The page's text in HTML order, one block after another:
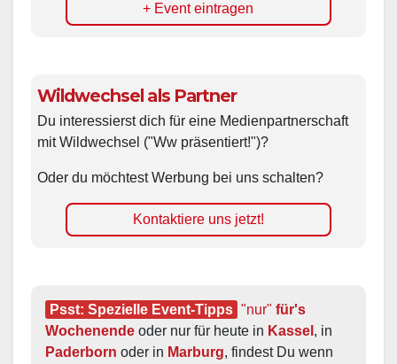
+ Event eintragen
Wildwechsel als Partner
Du interessierst dich für eine Medienpartnerschaft
mit Wildwechsel ("Ww präsentiert!")?
Oder du möchtest Werbung bei uns schalten?
Kontaktiere uns jetzt!
Psst: Spezielle Event-Tipps "nur" für's
Wochenende oder nur für heute in Kassel
Paderborn oder in Marburg, findest Du wenn